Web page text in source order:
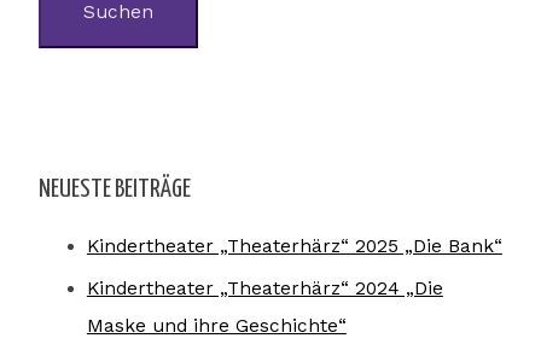
NEUESTE BEITRÄGE
Kindertheater „Theaterhärz“ 2025 „Die Bank“
Kindertheater „Theaterhärz“ 2024 „Die
Maske und ihre Geschichte“